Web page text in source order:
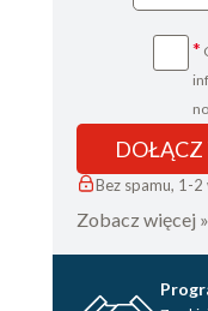
*
DOŁĄCZ
Bez spamu, 1-
Zobacz więcej »